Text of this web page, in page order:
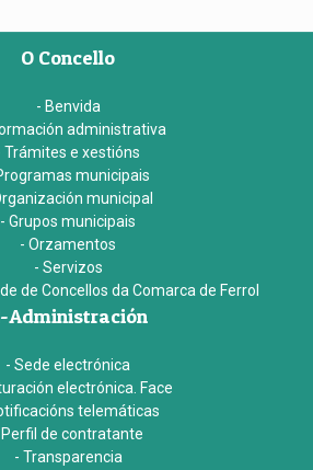
O Concello
- Benvida
administrativa
Trámites e xestións
municipais
municipal
- Grupos municipais
- Orzamentos
- Servizos
de Concellos da Comarca de Ferrol
Administración
- Sede electrónica
electrónica. Face
telemáticas
Perfil de contratante
- Transparencia